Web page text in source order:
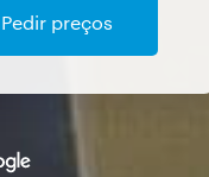
Pedir preços